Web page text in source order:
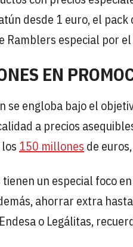
desde 1 euro, el pack
Ramblers especial por
EN
se engloba bajo el
a precios
150 millones de
tienen un especial foco
ahorrar extra
o Legálitas,